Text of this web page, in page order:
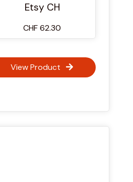
Etsy CH
CHF 62.30
View Product